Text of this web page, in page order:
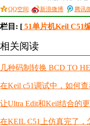
QQ空间
新浪微博 腾讯
栏目: [ 51单片机Keil C51
相关阅读
几种码制转换 BCD TO
在Keil c51调试中，如何
让Ultra Edit和Keil结合的
在KEIL C51上仿真完了